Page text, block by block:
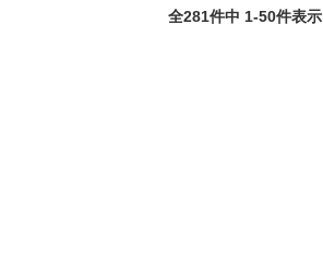
全281件中 1-50件表示